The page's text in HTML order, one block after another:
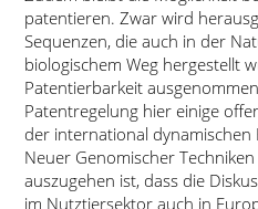
patentieren. Zwar wird
Sequenzen, die auch in der
biologischem Weg hergestellt
Patentierbarkeit
Patentregelung hier einige
der international dynamischen
Neuer Genomischer
auszugehen ist, dass die
im Nutztiersektor auch in